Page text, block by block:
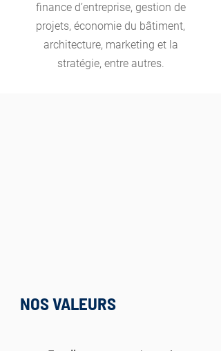
finance d’entreprise, gestion de
projets, économie du bâtiment,
architecture, marketing et la
stratégie, entre autres.
NOS VALEURS